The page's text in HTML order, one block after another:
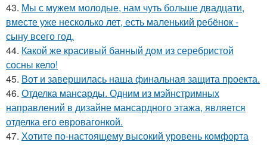
43. Мы с мужем молодые, нам чуть больше двадцати,
вместе уже несколько лет, есть маленький ребёнок -
сыну всего год.
44. Какой же красивый банный дом из серебристой
сосны кело!
45. Вот и завершилась наша финальная защита проекта.
46. Отделка мансарды. Одним из мэйнстримных
направлений в дизайне мансардного этажа, является
отделка его евровагонкой.
47. Хотите по-настоящему высокий уровень комфорта